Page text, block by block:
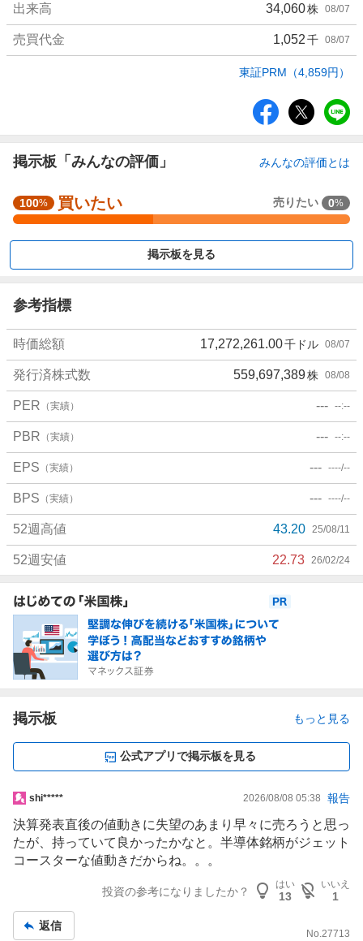
出来高 34,060株 08/07
売買代金 1,052千 08/07
東証PRM（4,859円）
ア
掲示板「みんなの評価」 みんなの評価とは
強
く
た
4
.
6
7
%
、
買
い
た
い
5
8
3
3
%
、
様
子
見
0
%
、
た
い
0
%
、
強
り
た
100% 買いたい 売りたい 0%
掲示板を見る
参考指標
時価総額 17,272,261.00千ドル 08/07
発行済株式数 559,697,389株 08/08
PER （実績） --- --:--
PBR （実績） --- --:--
EPS （実績） --- ----/--
BPS （実績） --- ----/--
52週高値 43.20 25/08/11
52週安値 22.73 26/02/24
掲示板 もっと見る
公式アプリで掲示板を見る
掲
示
板
記
事
shi***** 2026/08/08 05:38 報告
決算発表直後の値動きに失望のあまり早々に売ろうと思っ
たが、持っていて良かったかなと。 半導体銘柄がジェット
コースターな値動きだからね。。。
投資の参考になりましたか？
はい
13
いいえ
1
返信
No.27713